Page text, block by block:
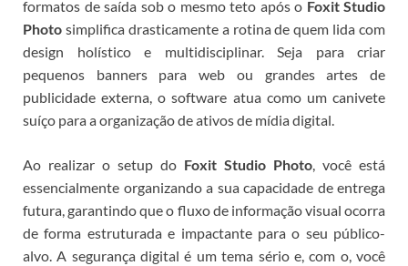
formatos de saída sob o mesmo teto após o Foxit Studio
Photo simplifica drasticamente a rotina de quem lida com
design holístico e multidisciplinar. Seja para criar
pequenos banners para web ou grandes artes de
publicidade externa, o software atua como um canivete
suíço para a organização de ativos de mídia digital.
Ao realizar o setup do Foxit Studio Photo, você está
essencialmente organizando a sua capacidade de entrega
futura, garantindo que o fluxo de informação visual ocorra
de forma estruturada e impactante para o seu público-
alvo.A segurança digital é um tema sério e, com o, você